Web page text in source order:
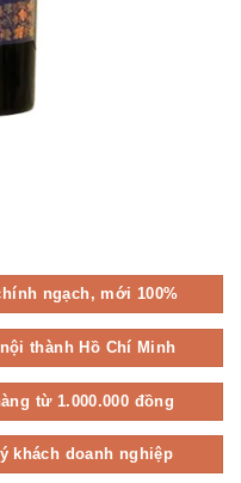
ngạch, mới 100%
thành Hồ Chí Minh
từ 1.000.000 đồng
khách doanh nghiệp